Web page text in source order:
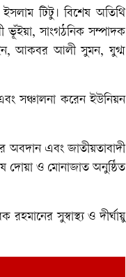
টিটু। বিশেষ অতিথি
ভূঁইয়া, সাংগঠনিক সম্পাদক
আকবর আলী সুমন, যুগ্ম
সঞ্চালনা করেন ইউনিয়ন
অবদান এবং জাতীয়তাবাদী
দোয়া ও মোনাজাত অনুষ্ঠিত
সুস্বাস্থ্য ও দীর্ঘায়ু